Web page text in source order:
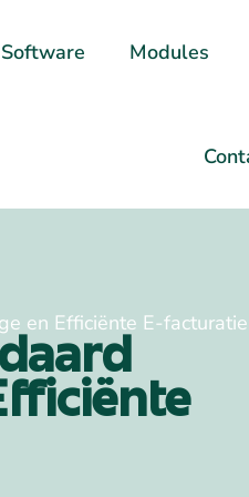
Software Modules
en Efficiënte E-facturatie